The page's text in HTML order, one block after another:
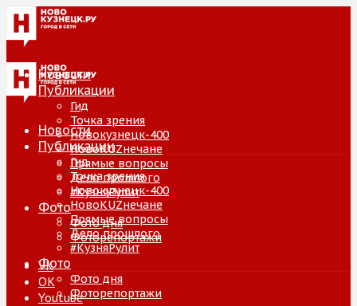
Новости
Публикации
Гид
Точка зрения
Новокузнецк-400
НовоKUZнечане
Прямые вопросы
Дело прошлого
#КузняРулит
Фото
Фото дня
Фоторепортажи
VK
ОК
Youtube
Новости
Публикации
Гид
Точка зрения
Новокузнецк-400
НовоKUZнечане
Прямые вопросы
Дело прошлого
#КузняРулит
Фото
Фото дня
Фоторепортажи